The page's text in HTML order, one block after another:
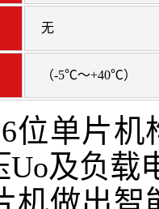
无
（-5℃～+40℃）
位单片
Uo及负载
机做出